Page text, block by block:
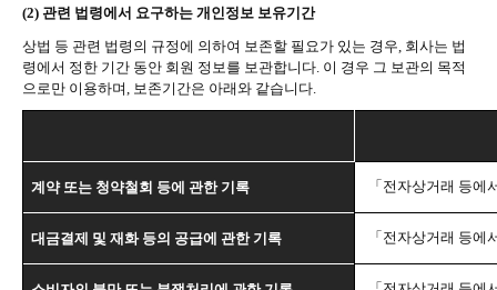
(2) 관련 법령에서 요구하는 개인정보 보유기간
상법 등 관련 법령의 규정에 의하여 보존할 필요가 있는 경우 회사는 법
령에서 정한 기간 동안 회원 정보를 보관합니다 이 경우 그 보관의 목적
으로만 이용하며
보존기간은 아래와 같습니다
계약 또는 청약철회 등에 관한 기록 「전자상거래 등에
대금결제 및 재화 등의 공급에 관한 기록 「전자상거래 등에